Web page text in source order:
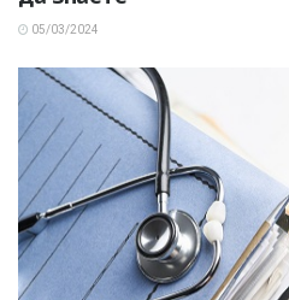
05/03/2024